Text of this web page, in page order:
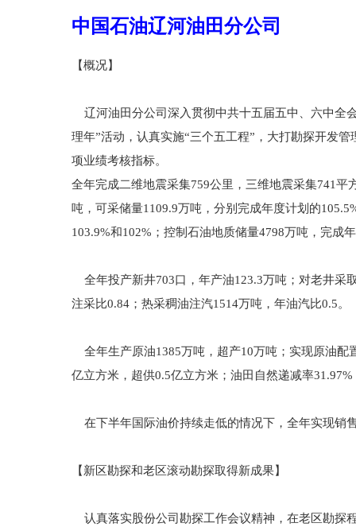
中国石油辽河油田分公司
【概况】
辽河油田分公司深入贯彻中共十五届五中、六中全
理年”活动，认真实施“三个五工程”，大打勘探开发
项业绩考核指标。
全年完成二维地震采集759公里，三维地震采集741
吨，可采储量1109.9万吨，分别完成年度计划的
103.9%和102%；控制石油地质储量4798万吨，完成
全年投产新井703口，年产油123.3万吨；对老井采
注采比0.84；热采稠油注汽1514万吨，年油汽比0.5。
全年生产原油1385万吨，超产10万吨；实现原油配
亿立方米，超供0.5亿立方米；油田自然递减率
在下半年国际油价持续走低的情况下，全年实现销
【新区勘探和老区滚动勘探取得新成果】
认真落实股份公司勘探工作会议精神，在老区勘探